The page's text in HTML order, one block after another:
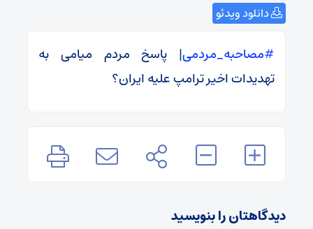
دانلود ویدئو
#مصاحبه_مردمی| پاسخ مردم میامی به
تهدیدات اخیر ترامپ علیه ایران؟
دیدگاهتان را بنویسید